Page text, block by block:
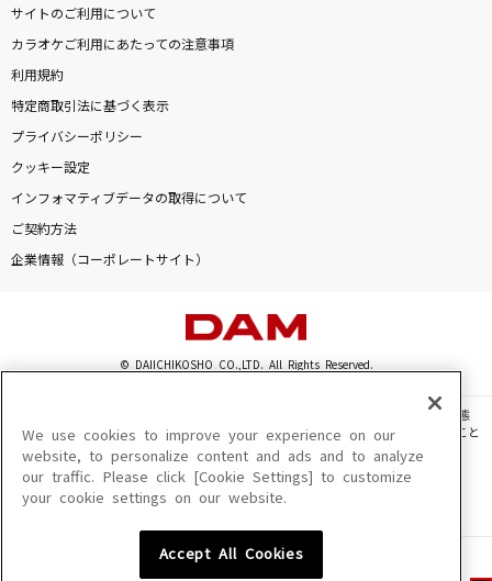
サイトのご利用について
カラオケご利用にあたっての注意事項
利用規約
特定商取引法に基づく表示
プライバシーポリシー
クッキー設定
インフォマティブデータの取得について
ご契約方法
企業情報（コーポレートサイト）
© DAIICHIKOSHO CO.,LTD. All Rights Reserved.
このサイトに掲載されている一切の文章・画像・写真・動画・音声等を、手段や形態
を問わず、著作権法の定める範囲を超えて無断で複製、転載、ファイル化などすること
を禁じます。
楽曲及びコンテンツは、機種によりご利用いただけない場合があります。
楽曲及びコンテンツの配信日、配信内容が変更になる場合があります。
We use cookies to improve your experience on our
website, to personalize content and ads and to analyze
our traffic. Please click [Cookie Settings] to customize
your cookie settings on our website.
Accept All Cookies